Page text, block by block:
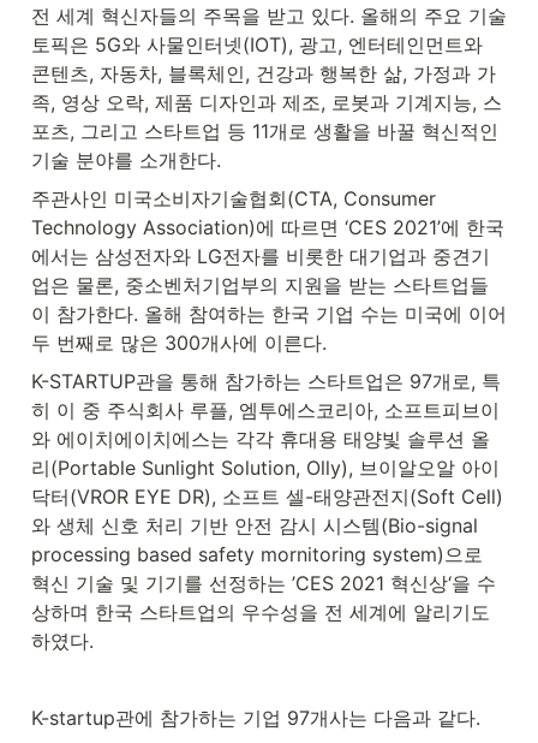
전 세계 혁신자들의 주목을 받고 있다. 올해의 주요 기술
토픽은 5G와 사물인터넷(IOT), 광고, 엔터테인먼트와
콘텐츠, 자동차, 블록체인, 건강과 행복한 삶, 가정과 가
족, 영상 오락, 제품 디자인과 제조, 로봇과 기계지능, 스
포츠, 그리고 스타트업 등 11개로 생활을 바꿀 혁신적인
기술 분야를 소개한다.
주관사인 미국소비자기술협회(CTA, Consumer
Technology Association)에 따르면 ‘CES 2021’에 한국
에서는 삼성전자와 LG전자를 비롯한 대기업과 중견기
업은 물론, 중소벤처기업부의 지원을 받는 스타트업들
이 참가한다. 올해 참여하는 한국 기업 수는 미국에 이어
두 번째로 많은 300개사에 이른다.
K-STARTUP관을 통해 참가하는 스타트업은 97개로, 특
히 이 중 주식회사 루플, 엠투에스코리아, 소프트피브이
와 에이치에이치에스는 각각 휴대용 태양빛 솔루션 올
리(Portable Sunlight Solution, Olly), 브이알오알 아이
닥터(VROR EYE DR), 소프트 셀-태양관전지(Soft Cell)
와 생체 신호 처리 기반 안전 감시 시스템(Bio-signal
processing based safety mornitoring system)으로
혁신 기술 및 기기를 선정하는 ’CES 2021 혁신상‘을 수
상하며 한국 스타트업의 우수성을 전 세계에 알리기도
하였다.
K-startup관에 참가하는 기업 97개사는 다음과 같다.